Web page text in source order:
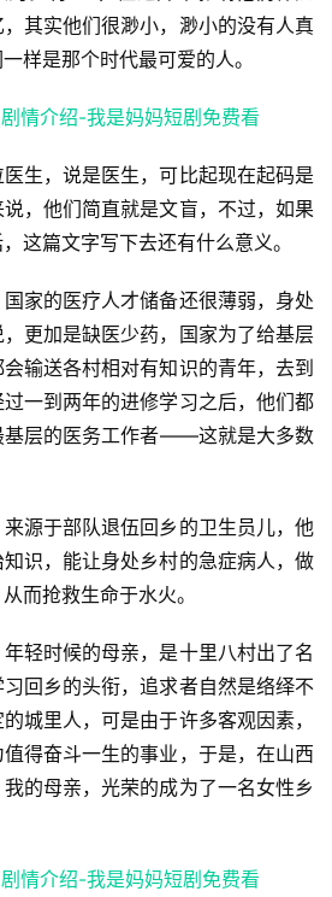
其实他们很渺小，渺小的没有人真
样是那个时代最可爱的人。
生，说是医生，可比起现在起码是
，他们简直就是文盲，不过，如果
这篇文字写下去还有什么意义。
家的医疗人才储备还很薄弱，身处
更加是缺医少药，国家为了给基层
输送各村相对有知识的青年，去到
一到两年的进修学习之后，他们都
基层的医务工作者——这就是大多数
源于部队退伍回乡的卫生员儿，他
识，能让身处乡村的急症病人，做
而抢救生命于水火。
轻时候的母亲，是十里八村出了名
回乡的头衔，追求者自然是络绎不
城里人，可是由于许多客观因素，
得奋斗一生的事业，于是，在山西
的母亲，光荣的成为了一名女性乡